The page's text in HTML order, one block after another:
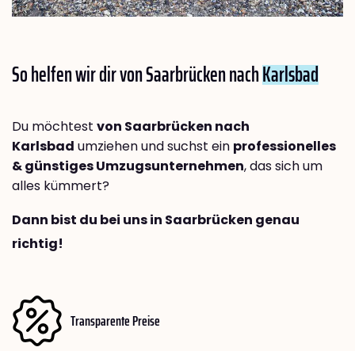
So helfen wir dir von Saarbrücken nachKarlsbad
Du möchtest von Saarbrücken nach
Karlsbad umziehen und suchst ein professionelles
& günstiges Umzugsunternehmen, das sich um
alles kümmert?
Dann bist du bei uns in Saarbrücken genau
richtig!
Transparente Preise